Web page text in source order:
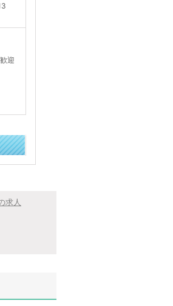
迎
求人